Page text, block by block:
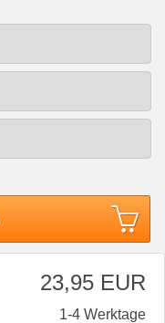
23,95 EUR
1-4 Werktage